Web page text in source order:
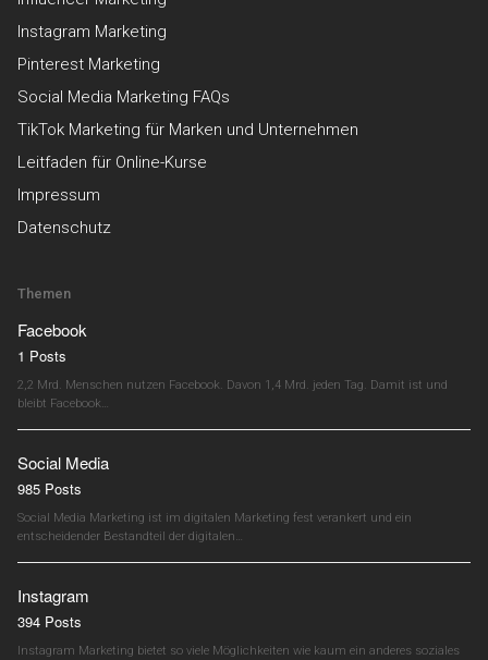
Instagram Marketing
Pinterest Marketing
Social Media Marketing FAQs
TikTok Marketing für Marken und Unternehmen
Leitfaden für Online-Kurse
Impressum
Datenschutz
Themen
Facebook
1 Posts
2,2 Mrd. Menschen nutzen Facebook. Davon 1,4 Mrd. jeden Tag. Damit ist und
bleibt Facebook…
Social Media
985 Posts
Social Media Marketing ist im digitalen Marketing fest verankert und ein
entscheidender Bestandteil der digitalen…
Instagram
394 Posts
Instagram Marketing bietet so viele Möglichkeiten wie kaum ein anderes soziales